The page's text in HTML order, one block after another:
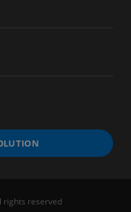
rights reserved